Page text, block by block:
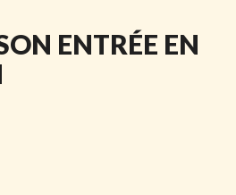
ENTRÉE EN